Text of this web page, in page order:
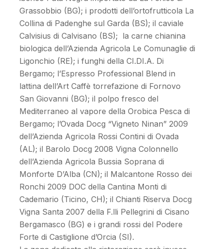
Grassobbio (BG); i prodotti dell’ortofrutticola La
Collina di Padenghe sul Garda (BS); il caviale
Calvisius di Calvisano (BS); la carne chianina
biologica dell’Azienda Agricola Le Comunaglie di
Ligonchio (RE); i funghi della CI.DI.A. Di
Bergamo; l’Espresso Professional Blend in
lattina dell’Art Caffè torrefazione di Fornovo
San Giovanni (BG); il polpo fresco del
Mediterraneo al vapore della Orobica Pesca di
Bergamo; l’Ovada Docg “Vigneto Ninan” 2009
dell’Azienda Agricola Rossi Contini di Ovada
(AL); il Barolo Docg 2008 Vigna Colonnello
dell’Azienda Agricola Bussia Soprana di
Monforte D’Alba (CN); il Malcantone Rosso dei
Ronchi 2009 DOC della Cantina Monti di
Cademario (Ticino, CH); il Chianti Riserva Docg
Vigna Santa 2007 della F.lli Pellegrini di Cisano
Bergamasco (BG) e i grandi rossi del Podere
Forte di Castiglione d’Orcia (SI).